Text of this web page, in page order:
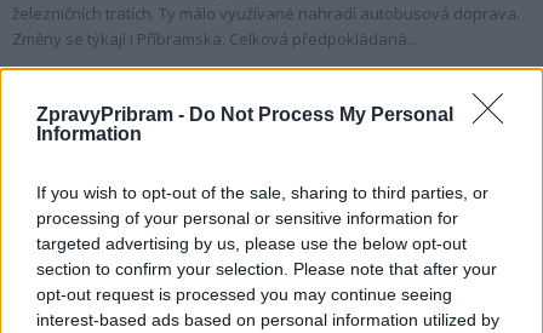
ZpravyPribram - Do Not Process My Personal
Information
If you wish to opt-out of the sale, sharing to third parties, or
processing of your personal or sensitive information for
targeted advertising by us, please use the below opt-out
section to confirm your selection. Please note that after your
opt-out request is processed you may continue seeing
interest-based ads based on personal information utilized by
železničních tratích. Ty málo využívané nahradí autobusová doprava.
Změny se týkají i Příbramska. Celková předpokládaná...